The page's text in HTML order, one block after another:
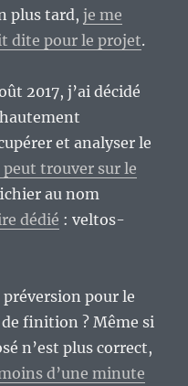
plus tard,je me
dite pour le projet.
2017, j’ai décidé
et analyser le
peut trouver sur le
au nom
dédié : veltos-
pour le
finition ? Même si
n’est plus correct,
d’une minute